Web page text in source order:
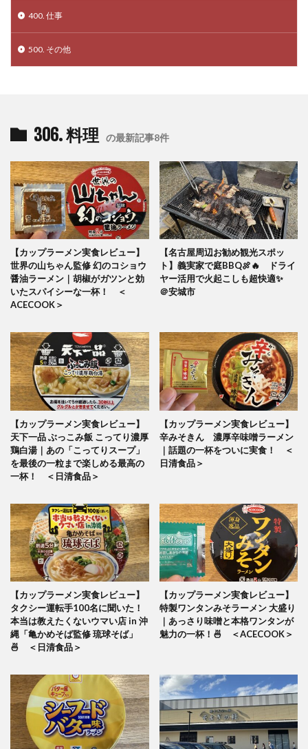
400. 仕事
500. その他
306. 料理 の最新記事8件
【カップラーメン実食レビュー】
世界の山ちゃん監修 幻のコショウ
醤油ラーメン｜胡椒がガツンと効
いたスパイシーな一杯！ ＜
ACECOOK＞
【名古屋周辺お勧め観光スポッ
ト】義実家で庭BBQ🍖🔥 ドライ
ヤー活用で火起こしも超快適✨
＠安城市
【カップラーメン実食レビュー】
天下一品 ぶっこみ飯 こってり濃厚
鶏白湯｜あの「こってりスープ」
を最後の一粒まで楽しめる最高の
一杯！ ＜日清食品＞
【カップラーメン実食レビュー】
辛みそきん 濃厚辛味噌ラーメン
｜話題の一杯をついに実食！ ＜
日清食品＞
【カップラーメン実食レビュー】
タクシー運転手100名に聞いた！
本当は教えたくないウマい店 in 沖
縄「亀かめそば監修 琉球そば」
🍜 ＜日清食品＞
【カップラーメン実食レビュー】
特製ワンタンみそラーメン 大盛り
｜あっさり味噌と本格ワンタンが
魅力の一杯！🍜 ＜ACECOOK＞